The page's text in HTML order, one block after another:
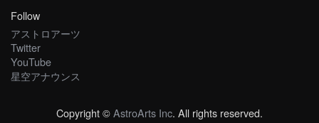
Follow
アストロアーツ
Twitter
YouTube
星空アナウンス
Copyright ©AstroArts Inc. All rights reserved.